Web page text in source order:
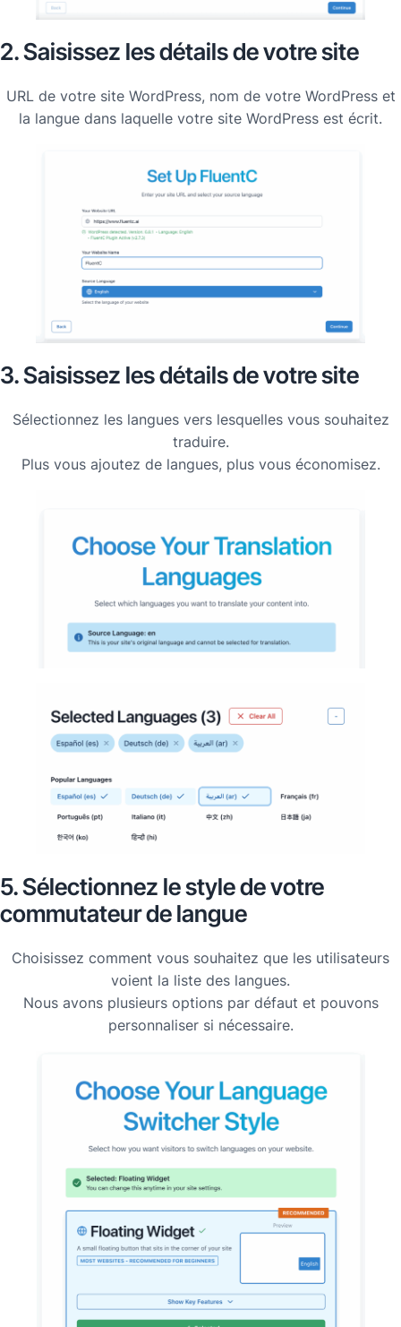
2. Saisissez les détails de votre site
URL de votre site WordPress, nom de votre WordPress et
la langue dans laquelle votre site WordPress est écrit.
3. Saisissez les détails de votre site
Sélectionnez les langues vers lesquelles vous souhaitez
traduire.
Plus vous ajoutez de langues, plus vous économisez.
5. Sélectionnez le style de votre
commutateur de langue
Choisissez comment vous souhaitez que les utilisateurs
voient la liste des langues.
Nous avons plusieurs options par défaut et pouvons
personnaliser si nécessaire.